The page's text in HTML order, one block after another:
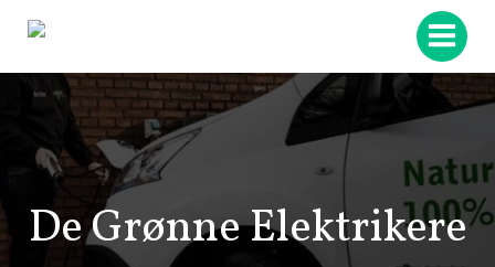
indhold
De Grønne Elektrikere